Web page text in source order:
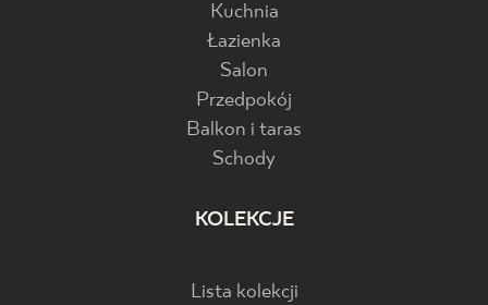
Kuchnia
Łazienka
Salon
Przedpokój
Balkon i taras
Schody
KOLEKCJE
Lista kolekcji